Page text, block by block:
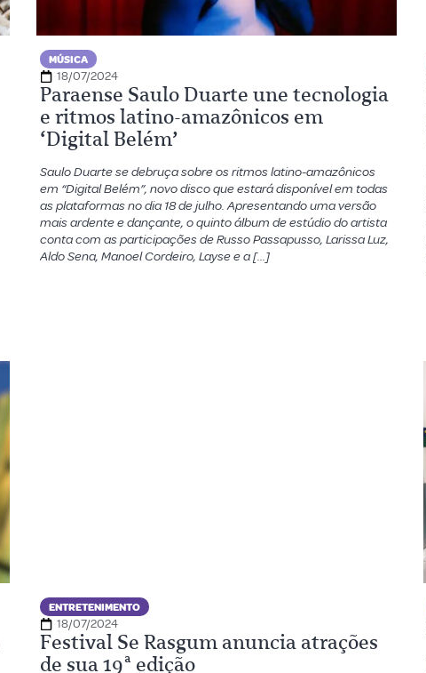
MÚSICA
18/07/2024
Paraense Saulo Duarte une tecnologia
e ritmos latino-amazônicos em
‘Digital Belém’
Saulo Duarte se debruça sobre os ritmos latino-amazônicos
em “Digital Belém”, novo disco que estará disponível em todas
as plataformas no dia 18 de julho. Apresentando uma versão
mais ardente e dançante, o quinto álbum de estúdio do artista
conta com as participações de Russo Passapusso, Larissa Luz,
Aldo Sena, Manoel Cordeiro, Layse e a […]
ENTRETENIMENTO
18/07/2024
Festival Se Rasgum anuncia atrações
de sua 19ª edição